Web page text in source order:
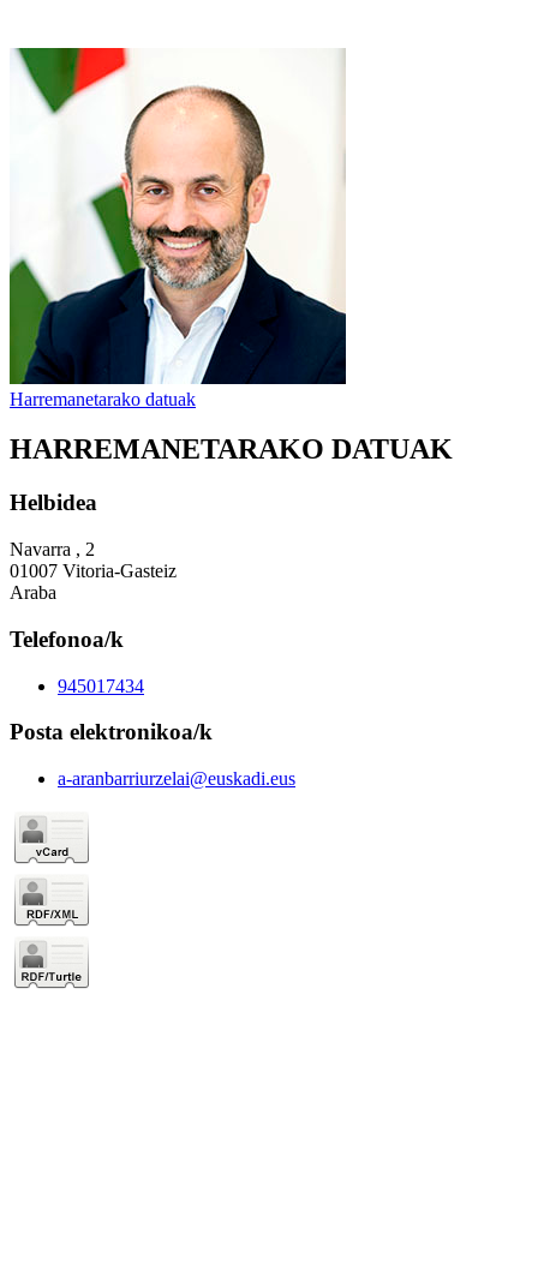
Harremanetarako datuak
HARREMANETARAKO DATUAK
Helbidea
Navarra , 2
01007 Vitoria-Gasteiz
Araba
Telefonoa/k
945017434
Posta elektronikoa/k
a-aranbarriurzelai@euskadi.eus